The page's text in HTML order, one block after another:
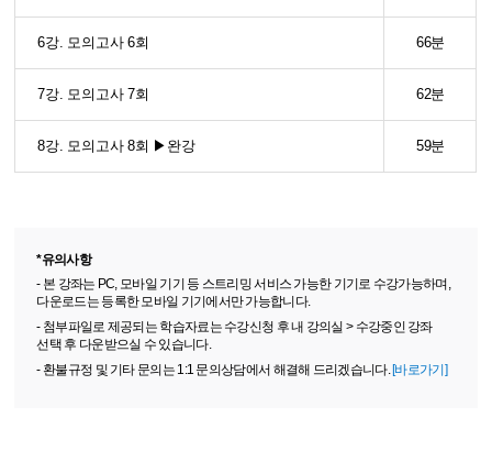
6강. 모의고사 6회 66분
7강. 모의고사 7회 62분
8강. 모의고사 8회 ▶완강 59분
*유의사항
- 본 강좌는 PC, 모바일 기기 등 스트리밍 서비스 가능한 기기로 수강가능하며,
다운로드는 등록한 모바일 기기에서만 가능합니다.
- 첨부파일로 제공되는 학습자료는 수강신청 후 내 강의실 > 수강중인 강좌
선택 후 다운받으실 수 있습니다.
- 환불규정 및 기타 문의는 1:1 문의상담에서 해결해 드리겠습니다.[바로가기]